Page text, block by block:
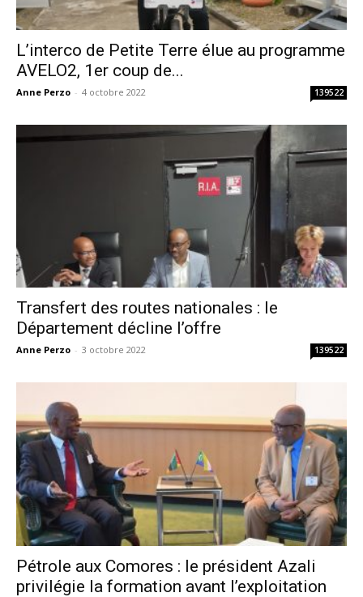
L’interco de Petite Terre élue au programme
AVELO2, 1er coup de...
Anne Perzo - 4 octobre 2022 139522
Transfert des routes nationales : le
Département décline l’offre
Anne Perzo - 3 octobre 2022 139522
Pétrole aux Comores : le président Azali
privilégie la formation avant l’exploitation